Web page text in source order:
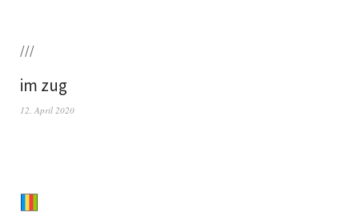
///
im zug
12. April 2020